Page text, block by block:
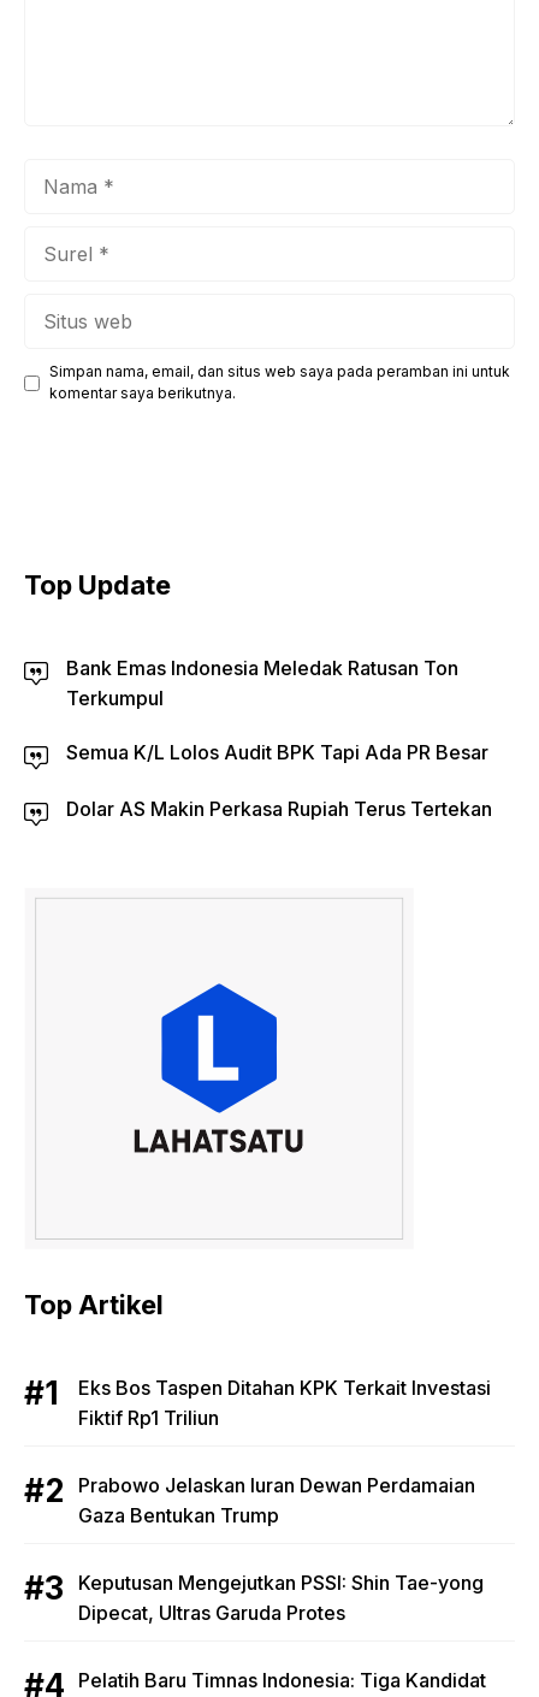
Simpan nama, email, dan situs web saya pada peramban ini untuk
komentar saya berikutnya.
Top Update
Bank Emas Indonesia Meledak Ratusan Ton
Terkumpul
Semua K/L Lolos Audit BPK Tapi Ada PR Besar
Dolar AS Makin Perkasa Rupiah Terus Tertekan
Top Artikel
Eks Bos Taspen Ditahan KPK Terkait Investasi
Fiktif Rp1 Triliun
Prabowo Jelaskan Iuran Dewan Perdamaian
Gaza Bentukan Trump
Keputusan Mengejutkan PSSI: Shin Tae-yong
Dipecat, Ultras Garuda Protes
Pelatih Baru Timnas Indonesia: Tiga Kandidat